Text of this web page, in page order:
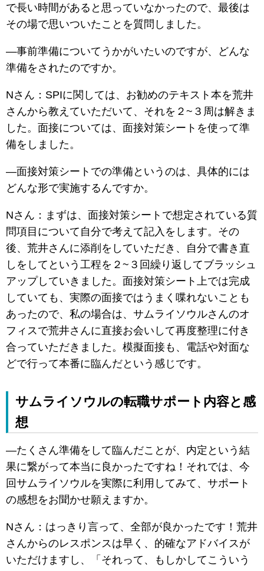
で長い時間があると思っていなかったので、最後は
その場で思いついたことを質問しました。
―事前準備についてうかがいたいのですが、どんな
準備をされたのですか。
Nさん：SPIに関しては、お勧めのテキスト本を荒井
さんから教えていただいて、それを２~３周は解きま
した。面接については、面接対策シートを使って準
備をしました。
―面接対策シートでの準備というのは、具体的には
どんな形で実施するんですか。
Nさん：まずは、面接対策シートで想定されている質
問項目について自分で考えて記入をします。その
後、荒井さんに添削をしていただき、自分で書き直
しをしてという工程を２~３回繰り返してブラッシュ
アップしていきました。面接対策シート上では完成
していても、実際の面接ではうまく喋れないことも
あったので、私の場合は、サムライソウルさんのオ
フィスで荒井さんに直接お会いして再度整理に付き
合っていただきました。模擬面接も、電話や対面な
どで行って本番に臨んだという感じです。
サムライソウルの転職サポート内容と感
想
―たくさん準備をして臨んだことが、内定という結
果に繋がって本当に良かったですね！それでは、今
回サムライソウルを実際に利用してみて、サポート
の感想をお聞かせ願えますか。
Nさん：はっきり言って、全部が良かったです！荒井
さんからのレスポンスは早く、的確なアドバイスが
いただけますし、「それって、もしかしてこういう